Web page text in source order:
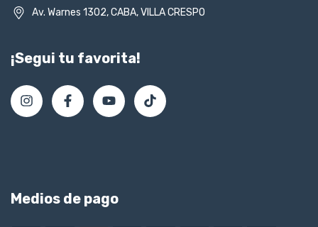
Av. Warnes 1302, CABA, VILLA CRESPO
¡Segui tu favorita!
Medios de pago